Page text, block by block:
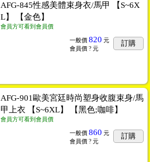
AFG-845性感美體束身衣/馬甲 【S~6X
L】 【金色】
會員方可看到會員價
一般價 820 元
會員價 ? 元
訂購
AFG-901歐美宮廷時尚塑身收腹束身/馬
甲上衣 【S~6XL】 【黑色;咖啡】
會員方可看到會員價
一般價 860 元
會員價 ? 元
訂購